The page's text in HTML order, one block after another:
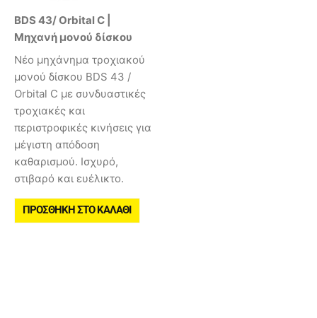
BDS 43/ Orbital C |
Μηχανή μονού δίσκου
Νέο μηχάνημα τροχιακού
μονού δίσκου BDS 43 /
Orbital C με συνδυαστικές
τροχιακές και
περιστροφικές κινήσεις για
μέγιστη απόδοση
καθαρισμού. Ισχυρό,
στιβαρό και ευέλικτο.
ΠΡΟΣΘΉΚΗ ΣΤΟ ΚΑΛΆΘΙ